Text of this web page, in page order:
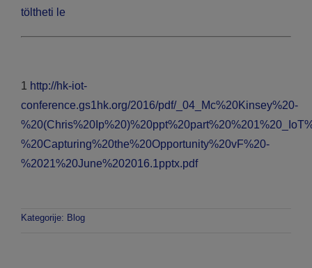
töltheti le
1
http://hk-iot-
conference.gs1hk.org/2016/pdf/_04_Mc%20Kinsey%20-
%20Capturing%20the%20Opportunity%20vF%20-
%2021%20June%202016.1pptx.pdf
Kategorije: Blog